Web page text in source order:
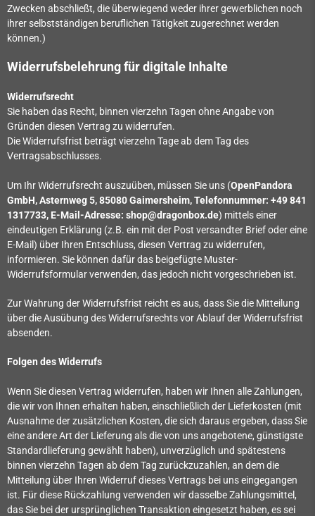
Zwecken abschließt, die überwiegend weder ihrer gewerblichen noch
ihrer selbstständigen beruflichen Tätigkeit zugerechnet werden
können.)
Widerrufsbelehrung für digitale Inhalte
Widerrufsrecht
Sie haben das Recht, binnen vierzehn Tagen ohne Angabe von
Gründen diesen Vertrag zu widerrufen.
Die Widerrufsfrist beträgt vierzehn Tage ab dem Tag des
Vertragsabschlusses.
Um Ihr Widerrufsrecht auszuüben, müssen Sie uns (OpenPandora
GmbH, Asternweg 5, 85080 Gaimersheim, Telefonnummer: +49 841
1317733, E-Mail-Adresse: shop@dragonbox.de) mittels einer
eindeutigen Erklärung (z.B. ein mit der Post versandter Brief oder eine
E-Mail) über Ihren Entschluss, diesen Vertrag zu widerrufen,
informieren. Sie können dafür das beigefügte Muster-
Widerrufsformular verwenden, das jedoch nicht vorgeschrieben ist.
Zur Wahrung der Widerrufsfrist reicht es aus, dass Sie die Mitteilung
über die Ausübung des Widerrufsrechts vor Ablauf der Widerrufsfrist
absenden.
Folgen des Widerrufs
Wenn Sie diesen Vertrag widerrufen, haben wir Ihnen alle Zahlungen,
die wir von Ihnen erhalten haben, einschließlich der Lieferkosten (mit
Ausnahme der zusätzlichen Kosten, die sich daraus ergeben, dass Sie
eine andere Art der Lieferung als die von uns angebotene, günstigste
Standardlieferung gewählt haben), unverzüglich und spätestens
binnen vierzehn Tagen ab dem Tag zurückzuzahlen, an dem die
Mitteilung über Ihren Widerruf dieses Vertrags bei uns eingegangen
ist. Für diese Rückzahlung verwenden wir dasselbe Zahlungsmittel,
das Sie bei der ursprünglichen Transaktion eingesetzt haben, es sei